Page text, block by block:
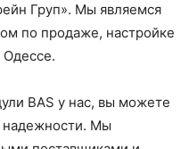
Груп». Мы являемся
по продаже, настройке
BAS у нас, вы можете
надежности. Мы